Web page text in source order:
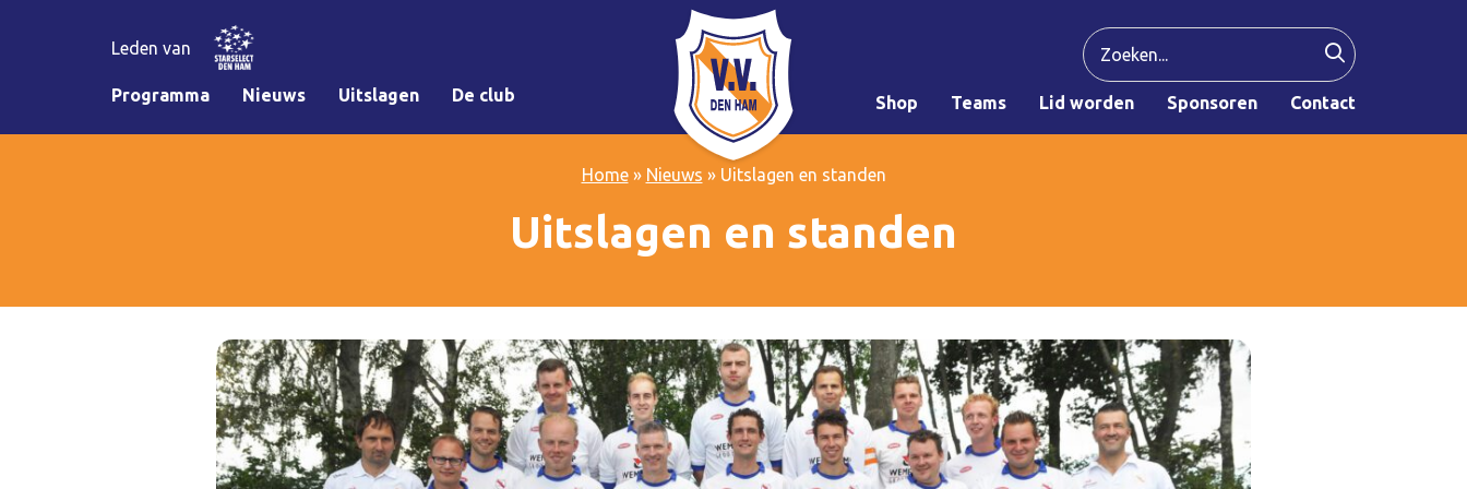
Leden van
Programma Nieuws Uitslagen De club Shop Teams Lid worden Sponsoren Contact
Home» Nieuws » Uitslagen en standen
Uitslagen en standen